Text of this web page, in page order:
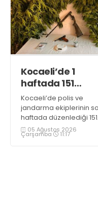
Kocaeli’de 1
haftada 151
uyuşturucu
operasyonu
Kocaeli’de polis ve
jandarma ekiplerinin
haftada düzenlediği 151
uyuşturucu
161 şüpheli hakkında adli
05 Ağustos 2026
Çarşamba 11:17